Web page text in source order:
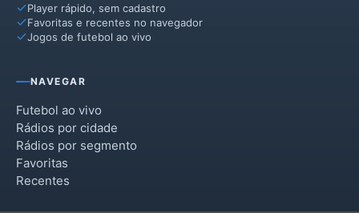
Player rápido, sem cadastro
Favoritas e recentes no navegador
Jogos de futebol ao vivo
NAVEGAR
Futebol ao vivo
Rádios por cidade
Rádios por segmento
Favoritas
Recentes